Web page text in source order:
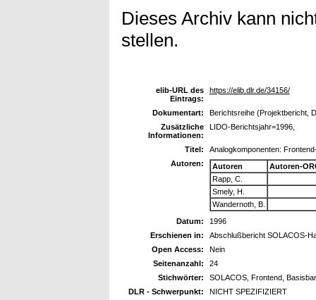
Dieses Archiv kann
stellen.
elib-URL des
Eintrags:
https://elib.dlr.de/34156/
Dokumentart:
Berichtsreihe (Projektbericht,
Zusätzliche
Informationen:
LIDO-Berichtsjahr=1996,
Titel:
Analogkomponenten:
Autoren:
Autoren
Autoren-
Rapp, C.
Smely, H.
Wandernoth, B.
Datum:
1996
Erschienen in:
Abschlußbericht SOLACOS-
Open Access:
Nein
Seitenanzahl:
24
Stichwörter:
SOLACOS, Frontend,
DLR - Schwerpunkt:
NICHT SPEZIFIZIERT